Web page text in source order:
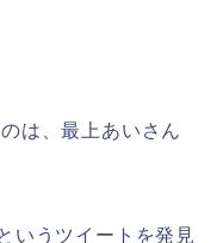
は、最上あいさん
いうツイートを発見